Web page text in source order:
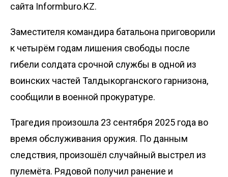
сайта Informburo.KZ.
Заместителя командира батальона приговорили
к четырём годам лишения свободы после
гибели солдата срочной службы в одной из
воинских частей Талдыкорганского гарнизона,
сообщили в военной прокуратуре.
Трагедия произошла 23 сентября 2025 года во
время обслуживания оружия. По данным
следствия, произошёл случайный выстрел из
пулемёта. Рядовой получил ранение и